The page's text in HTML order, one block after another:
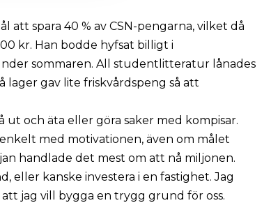
att spara 40 % av CSN-pengarna, vilket då
kr. Han bodde hyfsat billigt i
sommaren. All studentlitteratur lånades
gav lite friskvårdspeng så att
och äta eller göra saker med kompisar.
med motivationen, även om målet
handlade det mest om att nå miljonen.
eller kanske investera i en fastighet. Jag
jag vill bygga en trygg grund för oss.